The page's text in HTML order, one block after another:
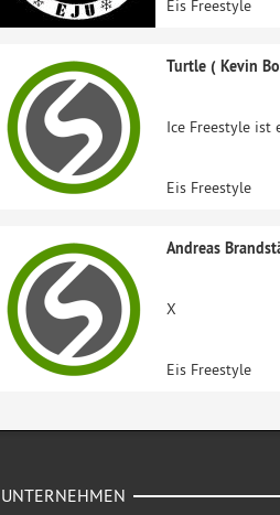
Eis Freestyle
Turtle ( Kevin
Ice Freestyle ist
Eis Freestyle
Andreas
X
Eis Freestyle
UNTERNEHMEN